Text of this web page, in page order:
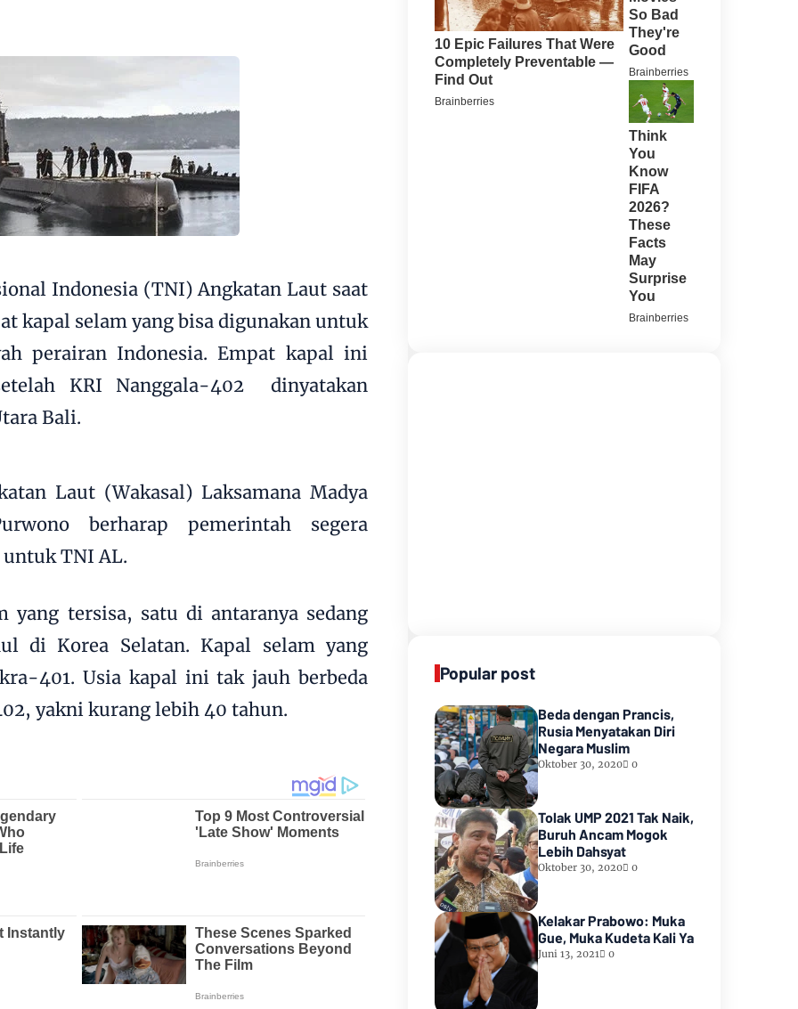
Indonesia (TNI) Angkatan Laut saat
kapal selamyang bisa digunakan untuk
perairan Indonesia. Empat kapal ini
KRI Nanggala-402dinyatakan
Bali.
Laut (Wakasal) Laksamana Madya
berharap pemerintah segera
TNI AL.
yang tersisa, satu di antaranya sedang
di Korea Selatan. Kapal selam yang
401. Usia kapal ini tak jauh berbeda
yakni kurang lebih 40 tahun.
Popular post
Beda dengan Prancis,
Rusia Menyatakan Diri
Negara Muslim
Oktober 30, 2020 0
Tolak UMP 2021 Tak Naik,
Buruh Ancam Mogok
Lebih Dahsyat
Oktober 30, 2020 0
Kelakar Prabowo: Muka
Gue, Muka Kudeta Kali Ya
Juni 13, 2021 0